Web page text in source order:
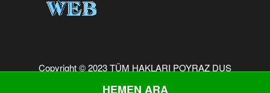
Copyright © 2023 TÜM HAKLARI POYRAZ DUŞ
HEMEN ARA